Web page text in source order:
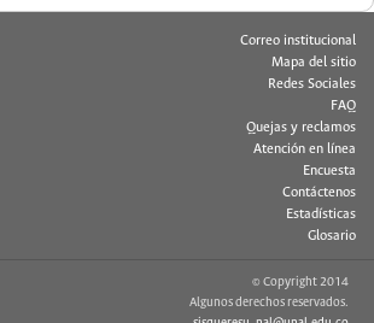
Correo institucional
Mapa del sitio
Redes Sociales
FAQ
Quejas y reclamos
Atención en línea
Encuesta
Contáctenos
Estadísticas
Glosario
© Copyright 2014
Algunos derechos reservados.